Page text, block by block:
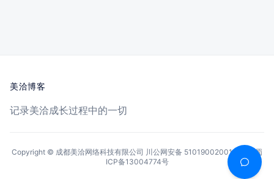
美洽博客
记录美洽成长过程中的一切
Copyright © 成都美洽网络科技有限公司 川公网安备 51019002001144号
蜀
ICP备13004774号